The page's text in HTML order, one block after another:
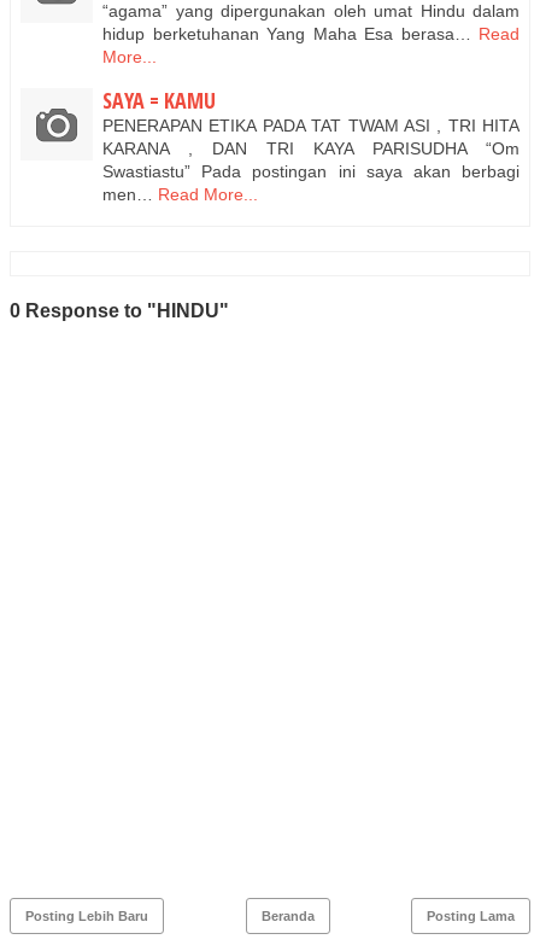
“agama” yang dipergunakan oleh umat Hindu dalam
hidup berketuhanan Yang Maha Esa berasa… Read
More...
SAYA = KAMU
PENERAPAN ETIKA PADA TAT TWAM ASI , TRI HITA
KARANA , DAN TRI KAYA PARISUDHA “Om
Swastiastu” Pada postingan ini saya akan berbagi
men…
Read More...
0 Response to "HINDU"
Posting Lebih Baru Posting Lama
Beranda